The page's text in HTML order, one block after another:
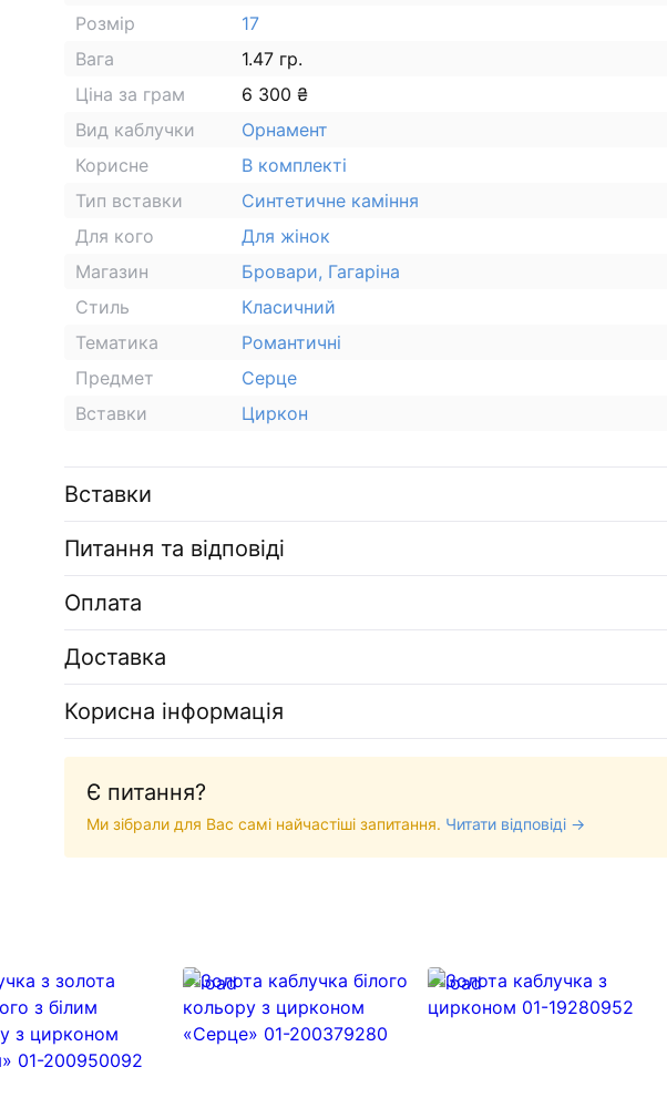
Розмір
17
Вага
1.47 гр.
Ціна за грам
6 300 ₴
Вид каблучки
Орнамент
Корисне
В комплекті
Тип вставки
Синтетичне каміння
Для кого
Для жінок
Магазин
Бровари, Гагаріна
Стиль
Класичний
Тематика
Романтичні
Предмет
Серце
Вставки
Циркон
Вставки
Питання та відповіді
Оплата
Доставка
Корисна інформація
Є питання?
Ми зібрали для Вас самі найчастіші запитання. Читати відповіді →